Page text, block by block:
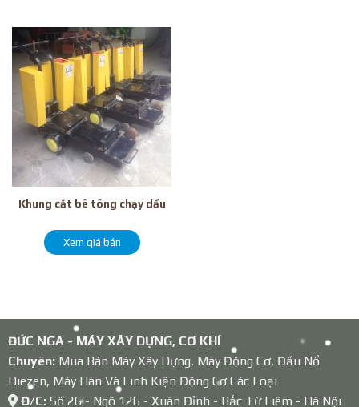
Khung cắt bê tông chạy dầu
Xem giá bán
ĐỨC NGA - MÁY XÂY DỰNG, CƠ KHÍ
Chuyên:Mua Bán Máy Xây Dựng, Máy Động Cơ, Đầu Nổ
Diezen, Máy Hàn Và Linh Kiện Động Cơ Các Loại
Đ/C: Số 26 - Ngõ 126 - Xuân Đỉnh - Bắc Từ Liêm - Hà Nội